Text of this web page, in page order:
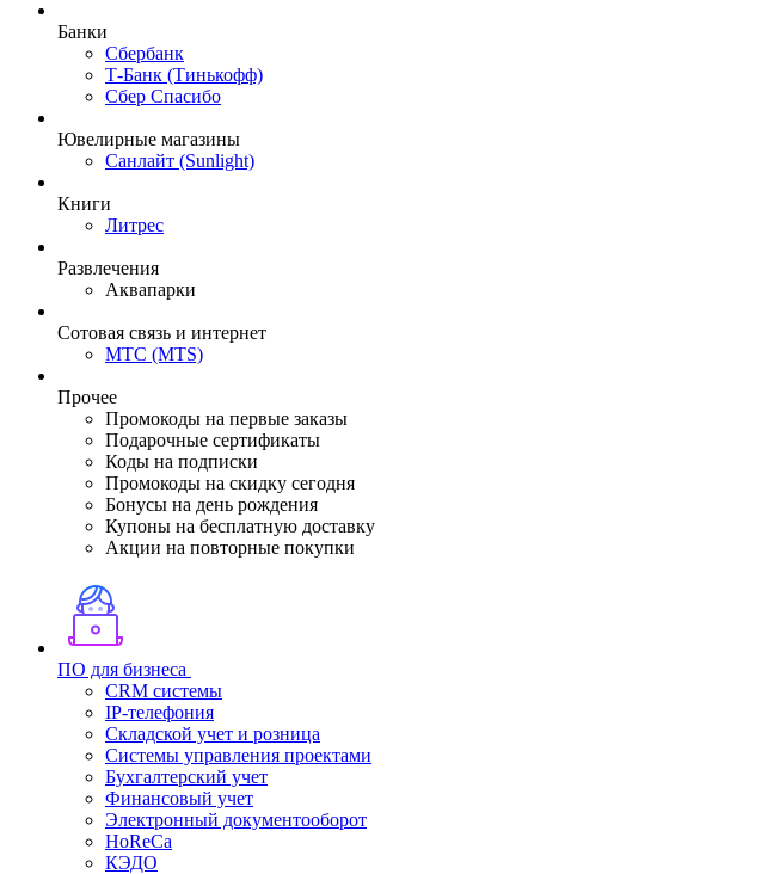
Банки
Сбербанк
Т-Банк (Тинькофф)
Сбер Спасибо
Ювелирные магазины
Санлайт (Sunlight)
Книги
Литрес
Развлечения
Аквапарки
Сотовая связь и интернет
МТС (MTS)
Прочее
Промокоды на первые заказы
Подарочные сертификаты
Коды на подписки
Промокоды на скидку сегодня
Бонусы на день рождения
Купоны на бесплатную доставку
Акции на повторные покупки
ПО для бизнеса
CRM системы
IP-телефония
Складской учет и розница
Системы управления проектами
Бухгалтерский учет
Финансовый учет
Электронный документооборот
HoReCa
КЭДО